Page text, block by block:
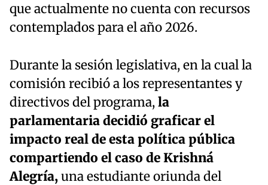
que actualmente no cuenta con recursos
contemplados para el año 2026.
Durante la sesión legislativa, en la cual la
comisión recibió a los representantes y
directivos del programa,la
parlamentaria decidió graficar el
impacto real de esta política pública
compartiendo el caso de Krishná
Alegría,una estudiante oriunda del